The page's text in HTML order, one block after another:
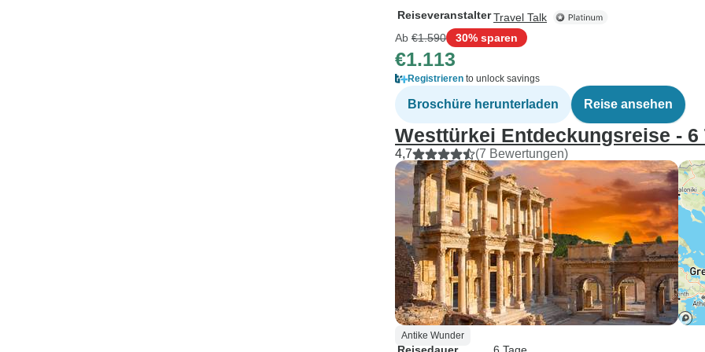
ReiseveranstalterTravel Talk
Ab €1.590 30% sparen
€1.113
Registrieren to unlock savings
Broschüre herunterladen Reise ansehen
Westtürkei Entdeckungsreise - 6
4,7 (7 Bewertungen)
Antike Wunder